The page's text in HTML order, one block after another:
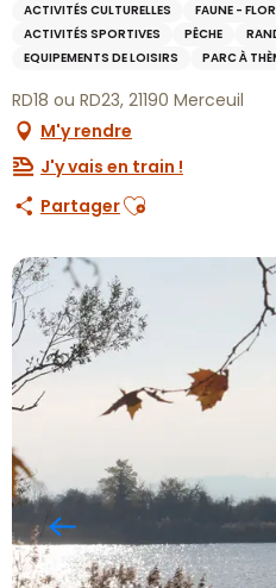
ACTIVITÉS CULTURELLES FAUNE -
ACTIVITÉS SPORTIVES
PÊCHE
EQUIPEMENTS DE LOISIRS
PARC À
RD18 ou RD23, 21190 Merceuil
M'y rendre
J'y vais en train !
PartagerAjouter aux favoris